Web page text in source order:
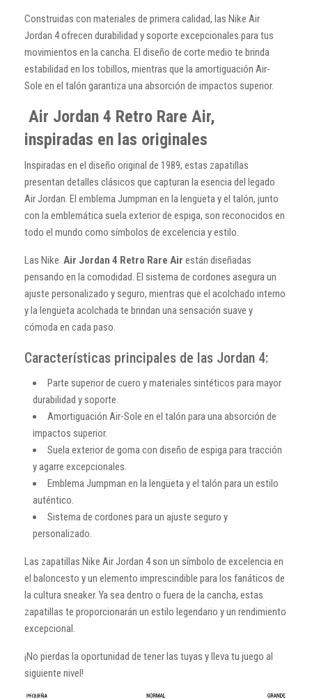
Construidas con materiales de primera calidad, las Nike Air
Jordan 4 ofrecen durabilidad y soporte excepcionales para tus
movimientos en la cancha. El diseño de corte medio te brinda
estabilidad en los tobillos, mientras que la amortiguación Air-
Sole en el talón garantiza una absorción de impactos superior.
Air Jordan 4 Retro Rare Air,
inspiradas en las originales
Inspiradas en el diseño original de 1989, estas zapatillas
presentan detalles clásicos que capturan la esencia del legado
Air Jordan. El emblema Jumpman en la lengüeta y el talón, junto
con la emblemática suela exterior de espiga, son reconocidos en
todo el mundo como símbolos de excelencia y estilo.
Las Nike Air Jordan 4 Retro Rare Air están diseñadas
pensando en la comodidad. El sistema de cordones asegura un
ajuste personalizado y seguro, mientras que el acolchado interno
y la lengüeta acolchada te brindan una sensación suave y
cómoda en cada paso.
Características principales de las Jordan 4:
Parte superior de cuero y materiales sintéticos para mayor
durabilidad y soporte.
Amortiguación Air-Sole en el talón para una absorción de
impactos superior.
Suela exterior de goma con diseño de espiga para tracción
y agarre excepcionales.
Emblema Jumpman en la lengüeta y el talón para un estilo
auténtico.
Sistema de cordones para un ajuste seguro y
personalizado.
Las zapatillas Nike Air Jordan 4 son un símbolo de excelencia en
el baloncesto y un elemento imprescindible para los fanáticos de
la cultura sneaker. Ya sea dentro o fuera de la cancha, estas
zapatillas te proporcionarán un estilo legendario y un rendimiento
excepcional.
¡No pierdas la oportunidad de tener las tuyas y lleva tu juego al
siguiente nivel!